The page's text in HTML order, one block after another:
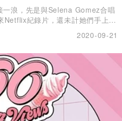
一浪，先是與Selena Gomez合唱
紀錄片， 還未計她們手上多
透過社交平台公開了一系列
2020-09-21